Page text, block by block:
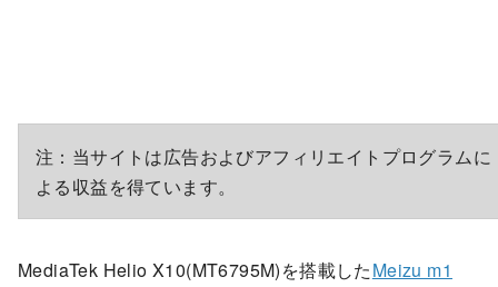
注：当サイトは広告およびアフィリエイトプログラムに
よる収益を得ています。
MediaTek Helio X10(MT6795M)を搭載したMeizu m1